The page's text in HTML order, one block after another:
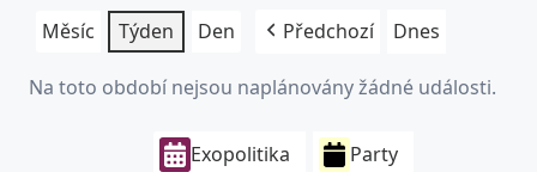
Měsíc Týden Den Předchozí Dnes
Na toto období nejsou naplánovány žádné události.
Exopolitika
Party